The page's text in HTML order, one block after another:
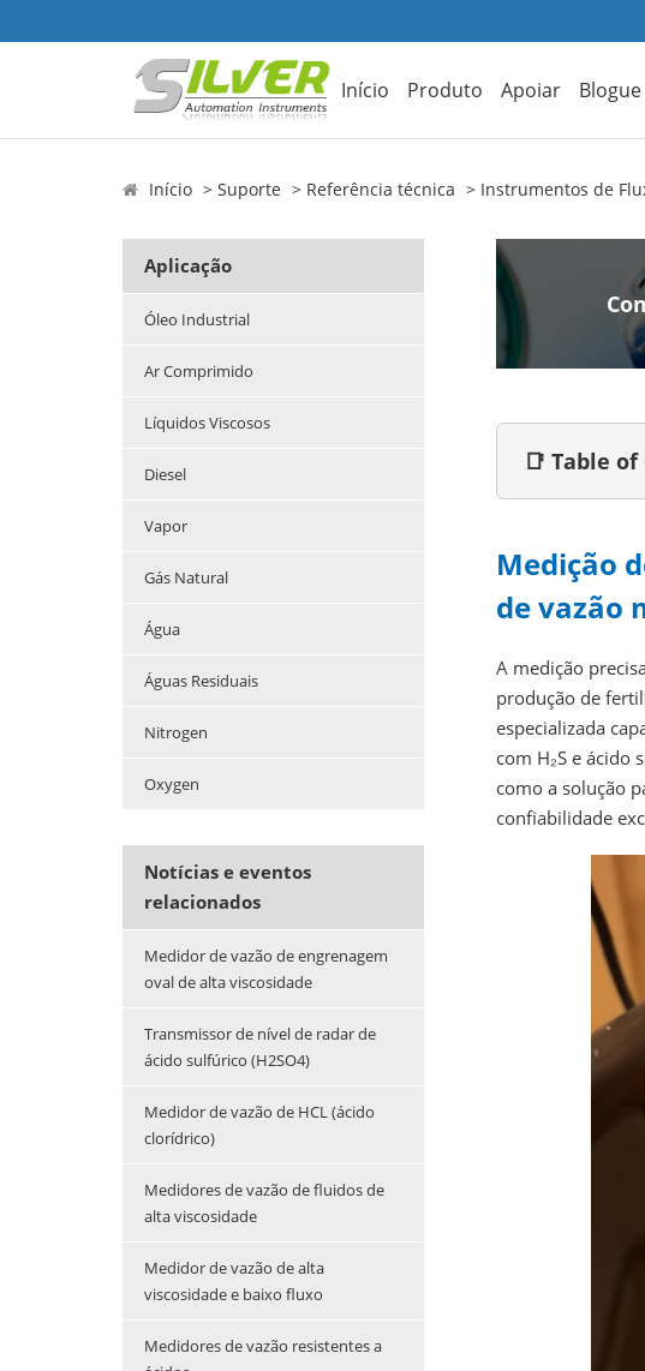
Início Produto Apoiar Blogue
Início Suporte Referência técnica Instrumentos de
Aplicação
Óleo Industrial
Ar Comprimido
Líquidos Viscosos
Diesel
Vapor
Gás Natural
Água
Águas Residuais
Nitrogen
Oxygen
Notícias e eventos
relacionados
Medidor de vazão de engrenagem
oval de alta viscosidade
Transmissor de nível de radar de
ácido sulfúrico (H2SO4)
Medidor de vazão de HCL (ácido
clorídrico)
Medidores de vazão de fluidos de
alta viscosidade
Medidor de vazão de alta
viscosidade e baixo fluxo
Medidores de vazão resistentes a
📑 Table
Medição
de vazão
A medição
produção de
especializada
com H₂S e ácido
como a solução
confiabilidade